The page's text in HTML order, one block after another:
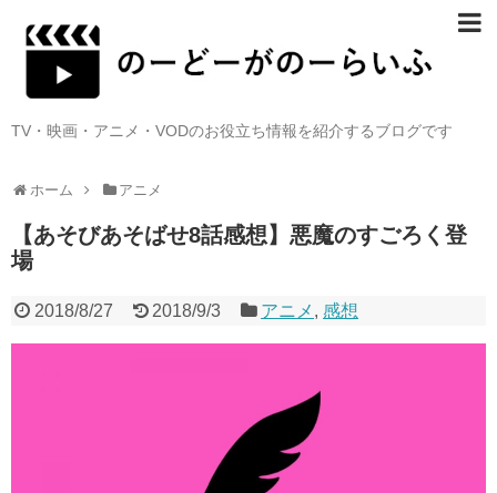
TV・映画・アニメ・VODのお役立ち情報を紹介するブログです
ホーム アニメ
【あそびあそばせ8話感想】悪魔のすごろく登
場
2018/8/27 2018/9/3 アニメ ,感想